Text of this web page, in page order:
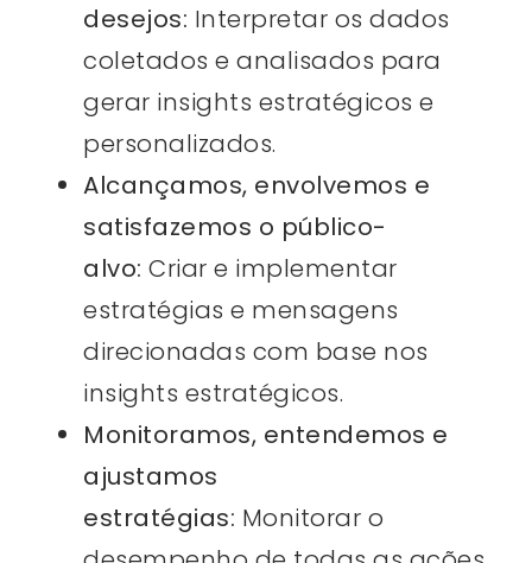
desejos: Interpretar os dados
coletados e analisados para
gerar insights estratégicos e
personalizados.
Alcançamos, envolvemos e
satisfazemos o público-
alvo: Criar e implementar
estratégias e mensagens
direcionadas com base nos
insights estratégicos.
Monitoramos, entendemos e
ajustamos
estratégias: Monitorar o